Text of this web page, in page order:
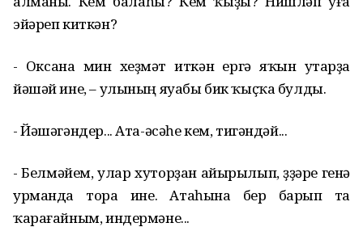
эйәреп киткән?
- Оксана мин хеҙмәт иткән ергә яҡын утарҙа
йәшәй ине, – улының яуабы бик ҡыҫҡа булды.
- Йәшәгәндер... Ата-әсәһе кем, тигәндәй...
- Белмәйем, улар хуторҙан айырылып, үҙҙәре генә
урманда тора ине. Атаһына бер барып та
ҡарағайным, индермәне...